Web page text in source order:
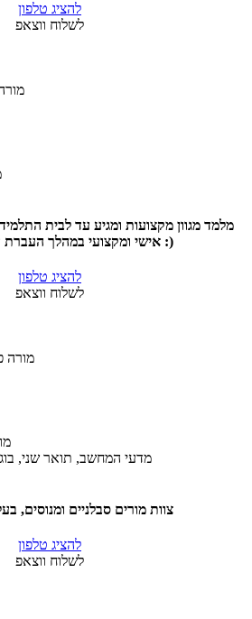
להציג טלפון
לשלוח ווצאפ
מלמד מגוון מקצועות ומגיע עד לבית
אישי ומקצועי במהלך העברת התוכן. מוזמנים ליצור קשר :)
להציג טלפון
לשלוח ווצאפ
מדעי המחשב, תואר שני,
צוות מורים סבלניים ומנוסים,
להציג טלפון
לשלוח ווצאפ